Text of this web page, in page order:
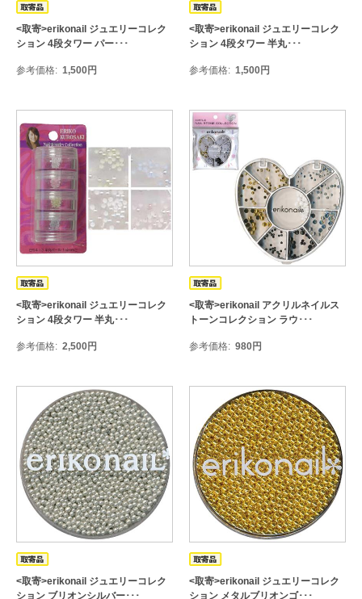
<取寄>erikonail ジュエリーコレク
ション 4段タワー パー･･･
参考価格 1,500円
<取寄>erikonail ジュエリーコレク
ション 4段タワー 半丸･･･
参考価格 1,500円
<取寄>erikonail ジュエリーコレク
ション 4段タワー 半丸･･･
参考価格 2,500円
<取寄>erikonail アクリルネイルス
トーンコレクション ラウ･･･
参考価格 980円
<取寄>erikonail ジュエリーコレク
ション ブリオンシルバー･･･
<取寄>erikonail ジュエリーコレク
ション メタルブリオンゴ･･･